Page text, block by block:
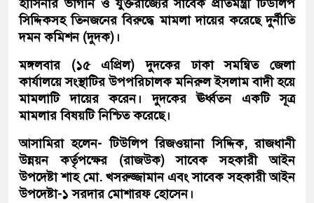
হাসিনার ভাগনি ও যুক্তরাজ্যের সাবেক প্রতিমন্ত্রী টিউলিপ
সিদ্দিকসহ তিনজনের বিরুদ্ধে মামলা দায়ের করেছে দুর্নীতি
দমন কমিশন (দুদক)।
মঙ্গলবার (১৫ এপ্রিল) দুদকের ঢাকা সমন্বিত জেলা
কার্যালয়ে সংস্থাটির উপপরিচালক মনিরুল ইসলাম বাদী হয়ে
মামলাটি দায়ের করেন। দুদকের ঊর্ধ্বতন একটি সূত্র
মামলার বিষয়টি নিশ্চিত করেছে।
আসামিরা হলেন- টিউলিপ রিজওয়ানা সিদ্দিক, রাজধানী
উন্নয়ন কর্তৃপক্ষের (রাজউক) সাবেক সহকারী আইন
উপদেষ্টা শাহ মো. খসরুজ্জামান এবং সাবেক সহকারী আইন
উপদেষ্টা-১ সরদার মোশারফ হোসেন।